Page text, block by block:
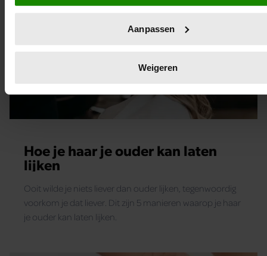
specifieke eigenschappen (fingerprinting)
detailgedeelte
in. U kunt uw
om functies voor social media te bieden en om ons
te analyseren. Ook delen we informatie over uw gebruik van
site met onze partners voor social media, adverteren en
informatie die u aan ze heeft verstrekt of die ze hebben
basis van uw gebruik van hun services. U gaat akkoord met
Aanpassen
Weigeren
Hoe je haar je ouder kan laten
lijken
Ooit wilde je niets liever dan ouder lijken, tegenwoordig
voorkom je dat liever. Dit zijn 5 manieren waarop je haar
je ouder kan laten lijken.